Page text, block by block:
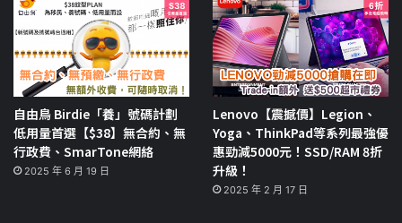
自由鳥 Birdie「養」號碼計劃
低用量首選【$38】無合約、無
行政費、SmarTone網絡
2025 年 6 月 19 日
Lenovo【震撼價】Legion、
Yoga、ThinkPad等系列最強優
惠勁減5000元！SSD/RAM 8折
升級！
2025 年 2 月 17 日